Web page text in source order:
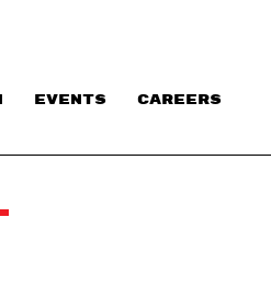
EVENTS CAREERS